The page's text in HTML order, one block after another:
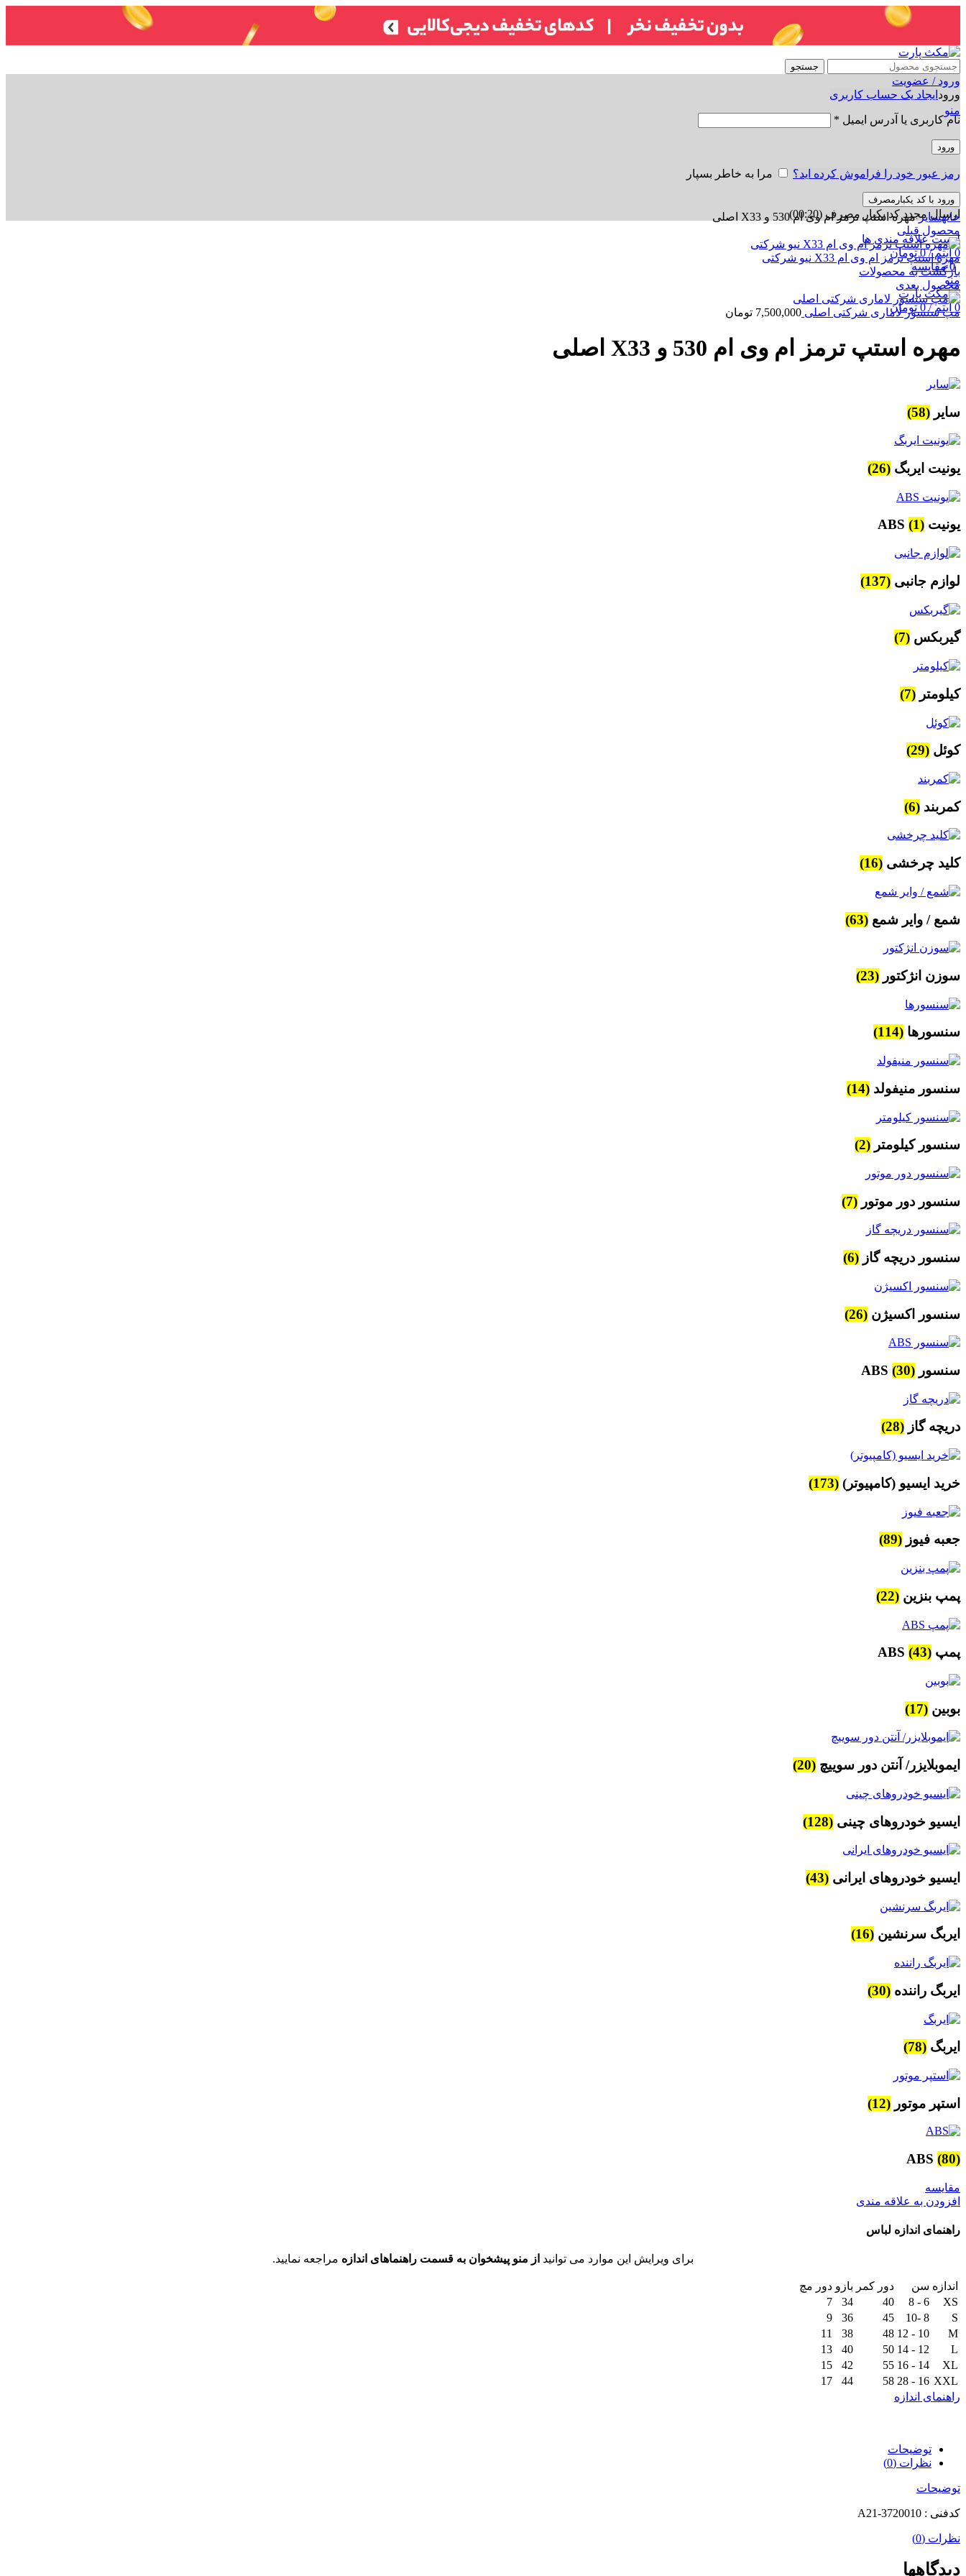
جستجو
ورود / عضویت
ورود ایجاد یک حساب کاربری
نام کاربری یا آدرس ایمیل *
ورود
رمز عبور خود را فراموش کرده اید؟ مرا به خاطر بسپار
ورود با کد یکبارمصرف
ارسال مجدد کد یکبار مصرف (00:
20
)
لیست علاقه مندی ها
0 آیتم /
0 تومان
0 مقایسه
منو
0 آیتم /
0 تومان
منو
برای بزرگنمایی کلیک کنید
خانهسایرمهره استپ ترمز ام وی ام 530 و X33 اصلی
محصول قبلی
مهره استپ ترمز ام وی ام X33 نیو شرکتی
بازگشت به محصولات
محصول بعدی
مپ سنسور لاماری شرکتی اصلی 7,500,000 تومان
مهره استپ ترمز ام وی ام 530 و X33 اصلی
سایر (58)
یونیت ایربگ (26)
یونیت ABS (1)
لوازم جانبی (137)
گیربکس (7)
کیلومتر (7)
کوئل (29)
کمربند (6)
کلید چرخشی (16)
شمع / وایر شمع (63)
سوزن انژکتور (23)
سنسورها (114)
سنسور منیفولد (14)
سنسور کیلومتر (2)
سنسور دور موتور (7)
سنسور دریچه گاز (6)
سنسور اکسیژن (26)
سنسور ABS (30)
دریچه گاز (28)
خرید ایسیو (کامپیوتر) (173)
جعبه فیوز (89)
پمپ بنزین (22)
پمپ ABS (43)
بوبین (17)
ایموبلایزر/ آنتن دور سوییچ (20)
ایسیو خودروهای چینی (128)
ایسیو خودروهای ایرانی (43)
ایربگ سرنشین (16)
ایربگ راننده (30)
ایربگ (78)
استپر موتور (12)
ABS (80)
مقایسه
افزودن به علاقه مندی
راهنمای اندازه لباس
برای ویرایش این موارد می توانید از منو پیشخوان به قسمت راهنماهای اندازه مراجعه نمایید.
اندازه سن دور کمر بازو دور مچ
XS
6 - 8
40
34
7
S
8 -10
45
36
9
M
10 - 12
48
38
11
L
12 - 14
50
40
13
XL
14 - 16
55
42
15
XXL
16 - 28
58
44
17
راهنمای اندازه
توضیحات
نظرات (0)
توضیحات
کدفنی : A21-3720010
نظرات (0)
دیدگاهها